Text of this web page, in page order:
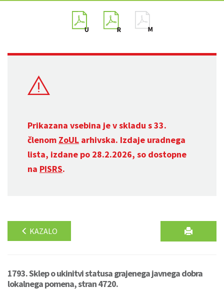
Prikazana vsebina je v skladu s 33.
členom ZoUL arhivska. Izdaje uradnega
lista, izdane po 28.2.2026, so dostopne
na PISRS.
KAZALO
1793. Sklep o ukinitvi statusa grajenega javnega dobra
lokalnega pomena, stran 4720.